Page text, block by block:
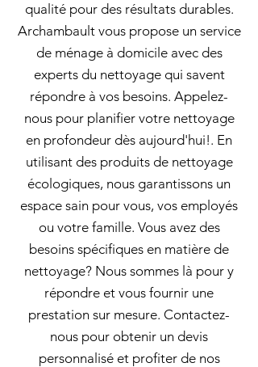
qualité pour des résultats durables.
Archambault vous propose un service
de ménage à domicile avec des
experts du nettoyage qui savent
répondre à vos besoins. Appelez-
nous pour planifier votre nettoyage
en profondeur dès aujourd'hui!. En
utilisant des produits de nettoyage
écologiques, nous garantissons un
espace sain pour vous, vos employés
ou votre famille. Vous avez des
besoins spécifiques en matière de
nettoyage? Nous sommes là pour y
répondre et vous fournir une
prestation sur mesure. Contactez-
nous pour obtenir un devis
personnalisé et profiter de nos